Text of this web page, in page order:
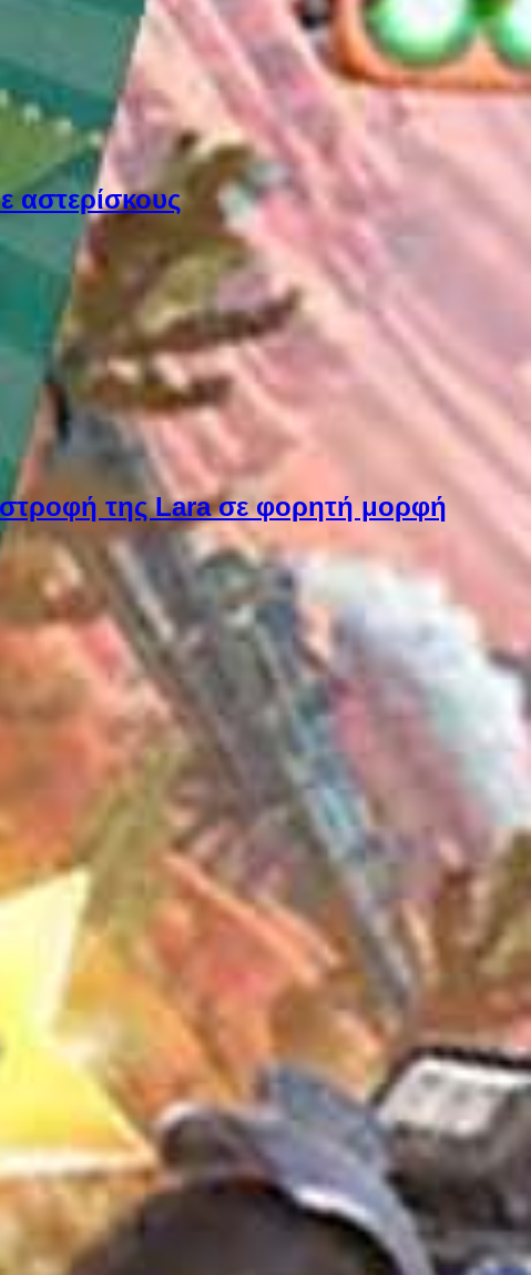
αστερίσκους
της Lara σε φορητή μορφή